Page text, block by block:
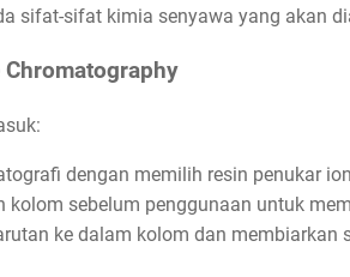
sifat-sifat kimia senyawa yang akan
Chromatography
dengan memilih resin penukar
kolom sebelum penggunaan untuk
ke dalam kolom dan membiarkan